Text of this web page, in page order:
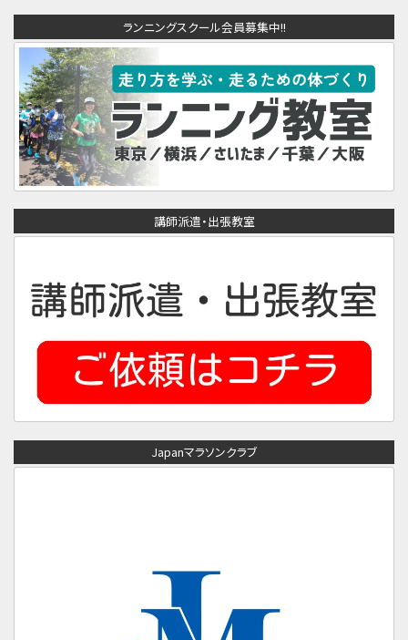
ランニングスクール会員募集中!!
講師派遣・出張教室
Japanマラソンクラブ